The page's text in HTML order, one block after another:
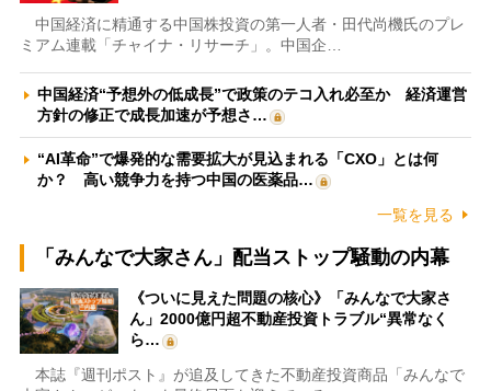
中国経済に精通する中国株投資の第一人者・田代尚機氏のプレ
ミアム連載「チャイナ・リサーチ」。中国企…
中国経済“予想外の低成長”で政策のテコ入れ必至か 経済運営
方針の修正で成長加速が予想さ…
“AI革命”で爆発的な需要拡大が見込まれる「CXO」とは何
か？ 高い競争力を持つ中国の医薬品…
一覧を見る
「みんなで大家さん」配当ストップ騒動の内幕
《ついに見えた問題の核心》「みんなで大家さ
ん」2000億円超不動産投資トラブル“異常なく
ら…
本誌『週刊ポスト』が追及してきた不動産投資商品「みんなで